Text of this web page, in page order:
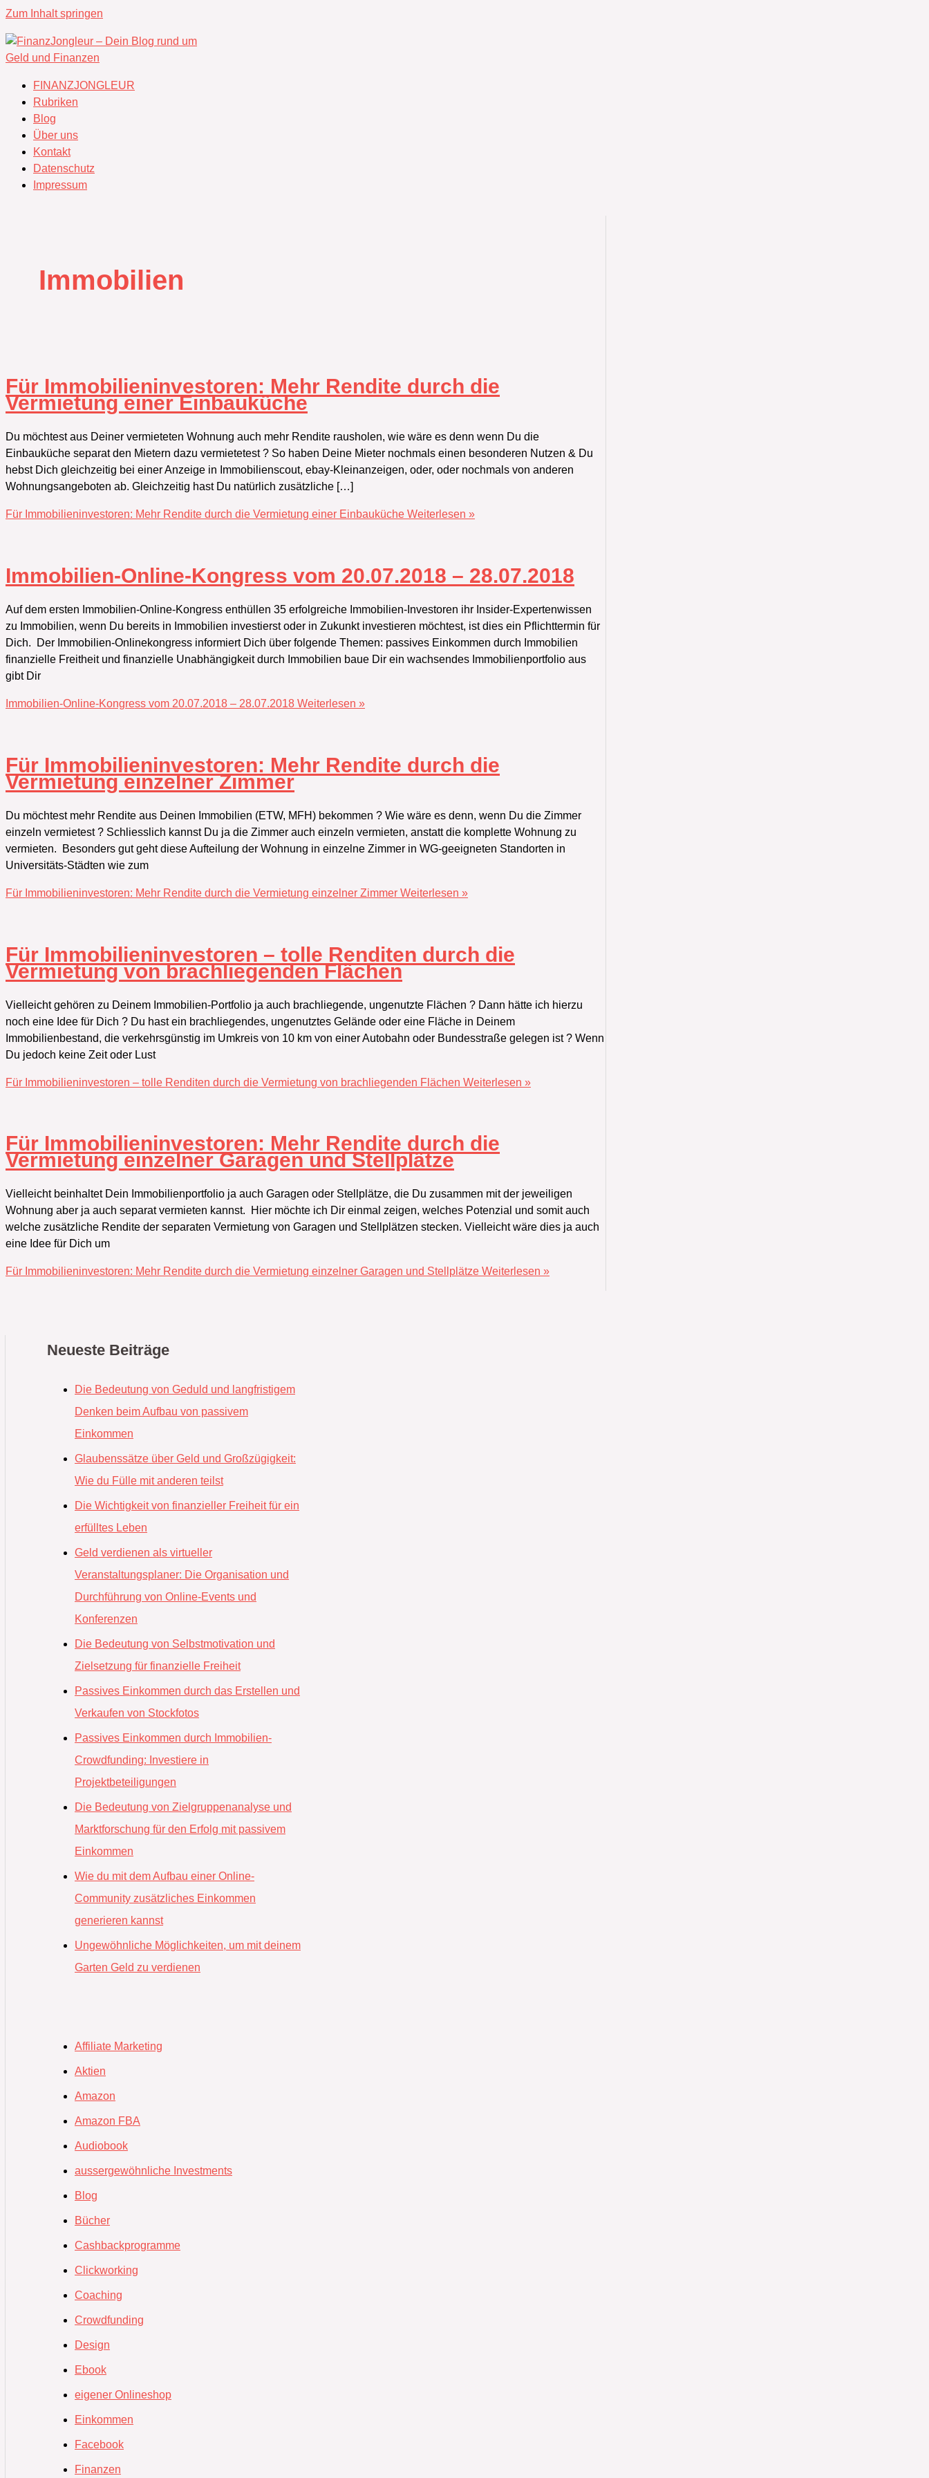
Zum Inhalt springen
FINANZJONGLEUR
Rubriken
Blog
Über uns
Kontakt
Datenschutz
Impressum
Immobilien
Für Immobilieninvestoren:‭ ‬Mehr Rendite durch die
Vermietung einer Einbauküche
Du möchtest aus Deiner vermieteten Wohnung auch mehr Rendite rausholen,‭ ‬wie wäre es denn wenn Du die
Einbauküche separat den Mietern dazu vermietetest‭ ? So haben Deine Mieter nochmals einen besonderen Nutzen‭ & ‬Du
hebst Dich gleichzeitig bei einer Anzeige in Immobilienscout,‭ ‬ebay-Kleinanzeigen,‭ ‬oder,‭ ‬oder nochmals von anderen
Wohnungsangeboten ab.‭ ‬Gleichzeitig hast Du natürlich zusätzliche […]
Für Immobilieninvestoren:‭ ‬Mehr Rendite durch die Vermietung einer Einbauküche Weiterlesen »
Immobilien-Online-Kongress vom 20.07.2018 – 28.07.2018
Auf dem ersten Immobilien-Online-Kongress enthüllen 35 erfolgreiche Immobilien-Investoren ihr Insider-Expertenwissen
zu Immobilien, wenn Du bereits in Immobilien investierst oder in Zukunkt investieren möchtest, ist dies ein Pflichttermin für
Dich. Der Immobilien-Onlinekongress informiert Dich über folgende Themen: passives Einkommen durch Immobilien
finanzielle Freitheit und finanzielle Unabhängigkeit durch Immobilien baue Dir ein wachsendes Immobilienportfolio aus
gibt Dir
Immobilien-Online-Kongress vom 20.07.2018 – 28.07.2018 Weiterlesen »
Für Immobilieninvestoren:‭ ‬Mehr Rendite durch die
Vermietung einzelner Zimmer
Du möchtest mehr Rendite aus Deinen Immobilien‭ (‬ETW,‭ ‬MFH‭) ‬bekommen‭ ? ‬Wie wäre es denn,‭ ‬wenn Du die Zimmer
einzeln vermietest‭ ? Schliesslich kannst Du ja die Zimmer auch einzeln vermieten,‭ ‬anstatt die komplette Wohnung zu
vermieten.‭ ‬ Besonders gut geht diese Aufteilung der Wohnung in einzelne Zimmer in WG-geeigneten Standorten in
Universitäts-Städten wie zum
Für Immobilieninvestoren:‭ ‬Mehr Rendite durch die Vermietung einzelner Zimmer Weiterlesen »
Für Immobilieninvestoren – tolle Renditen durch die
Vermietung von brachliegenden Flächen
Vielleicht gehören zu Deinem Immobilien-Portfolio ja auch brachliegende, ungenutzte Flächen ? Dann hätte ich hierzu
noch eine Idee für Dich ? Du hast ein brachliegendes, ungenutztes Gelände oder eine Fläche in Deinem
Immobilienbestand, die verkehrsgünstig im Umkreis von 10 km von einer Autobahn oder Bundesstraße gelegen ist ? Wenn
Du jedoch keine Zeit oder Lust
Für Immobilieninvestoren – tolle Renditen durch die Vermietung von brachliegenden Flächen Weiterlesen »
Für Immobilieninvestoren:‭ ‬Mehr Rendite durch die
Vermietung einzelner Garagen und Stellplätze
Vielleicht beinhaltet Dein Immobilienportfolio ja auch Garagen oder Stellplätze,‭ ‬die Du zusammen mit der jeweiligen
Wohnung aber ja auch separat vermieten kannst.‭ ‬ Hier möchte ich Dir einmal zeigen,‭ ‬welches Potenzial und somit auch
welche zusätzliche Rendite der separaten Vermietung von Garagen und Stellplätzen stecken.‭ ‬Vielleicht wäre dies ja auch
eine Idee für Dich um
Für Immobilieninvestoren:‭ ‬Mehr Rendite durch die Vermietung einzelner Garagen und Stellplätze Weiterlesen »
Neueste Beiträge
Die Bedeutung von Geduld und langfristigem
Denken beim Aufbau von passivem
Einkommen
Glaubenssätze über Geld und Großzügigkeit:
Wie du Fülle mit anderen teilst
Die Wichtigkeit von finanzieller Freiheit für ein
erfülltes Leben
Geld verdienen als virtueller
Veranstaltungsplaner: Die Organisation und
Durchführung von Online-Events und
Konferenzen
Die Bedeutung von Selbstmotivation und
Zielsetzung für finanzielle Freiheit
Passives Einkommen durch das Erstellen und
Verkaufen von Stockfotos
Passives Einkommen durch Immobilien-
Crowdfunding: Investiere in
Projektbeteiligungen
Die Bedeutung von Zielgruppenanalyse und
Marktforschung für den Erfolg mit passivem
Einkommen
Wie du mit dem Aufbau einer Online-
Community zusätzliches Einkommen
generieren kannst
Ungewöhnliche Möglichkeiten, um mit deinem
Garten Geld zu verdienen
Affiliate Marketing
Aktien
Amazon
Amazon FBA
Audiobook
aussergewöhnliche Investments
Blog
Bücher
Cashbackprogramme
Clickworking
Coaching
Crowdfunding
Design
Ebook
eigener Onlineshop
Einkommen
Facebook
Finanzen